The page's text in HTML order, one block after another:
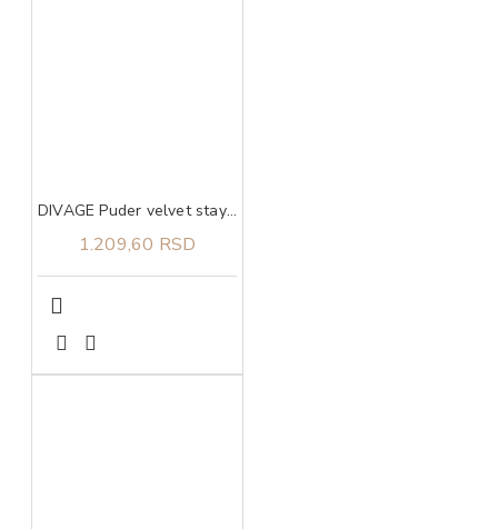
DIVAGE Puder velvet stay matte matt light beige 05
1.209,60 RSD